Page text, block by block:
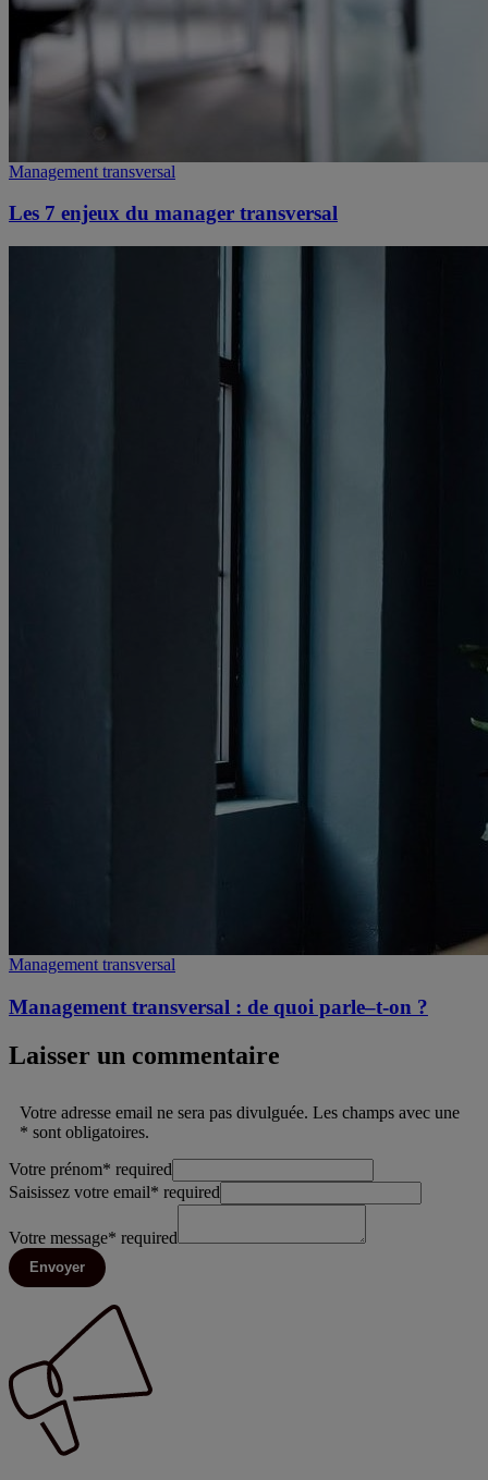
Management transversal
Les 7 enjeux du manager transversal
Management transversal
Management transversal : de quoi parle–t-on ?
Laisser un commentaire
Votre adresse email ne sera pas divulguée. Les champs avec une
* sont obligatoires.
Votre prénom* required
Saisissez votre email* required
Votre message* required
Envoyer